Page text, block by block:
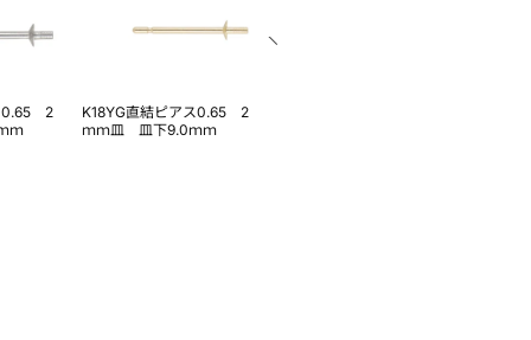
0.65 2
ｍ
K18YG直結ピアス0.65 2
ｍｍ皿 皿下9.0ｍｍ